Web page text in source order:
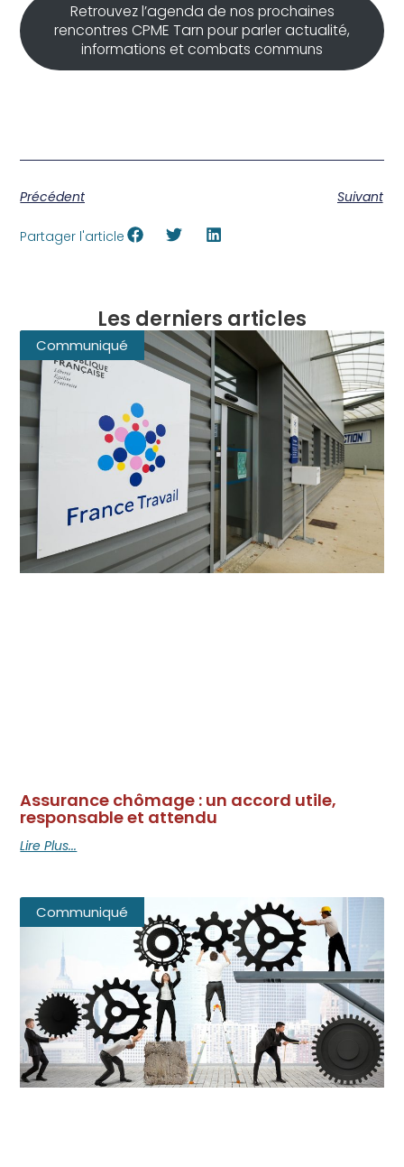
Retrouvez l’agenda de nos prochaines
rencontres CPME Tarn pour parler actualité,
informations et combats communs
Précédent Suivant
Partager l'article
Communiqué
Assurance chômage : un accord utile,
responsable et attendu
Lire Plus...
Communiqué
Les derniers articles